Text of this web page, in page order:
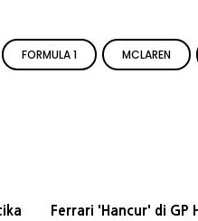
FORMULA 1 MCLAREN
Ferrari 'Hancur' di GP